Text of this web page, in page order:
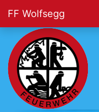
FF Wolfsegg